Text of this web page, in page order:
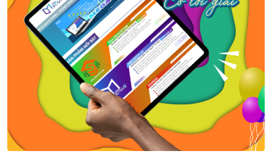
Xem chi tiết Xem chi